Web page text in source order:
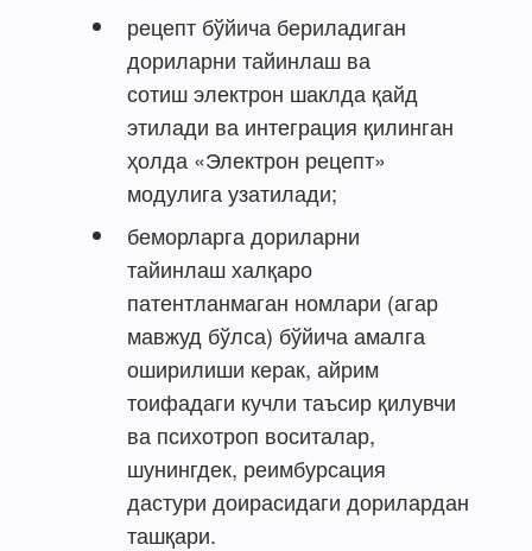
рецепт бўйича бериладиган
дориларни тайинлаш ва
сотиш электрон шаклда қайд
этилади ва интеграция қилинган
ҳолда «Электрон рецепт»
модулига узатилади;
беморларга дориларни
тайинлаш халқаро
патентланмаган номлари (агар
мавжуд бўлса) бўйича амалга
оширилиши керак, айрим
тоифадаги кучли таъсир қилувчи
ва психотроп воситалар,
шунингдек, реимбурсация
дастури доирасидаги дорилардан
ташқари.